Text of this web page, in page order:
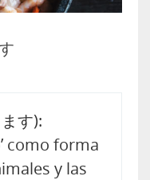
す):
como forma
y las